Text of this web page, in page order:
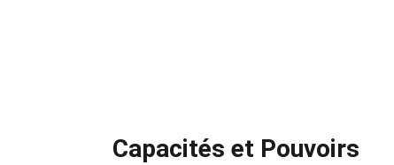
Capacités et Pouvoirs